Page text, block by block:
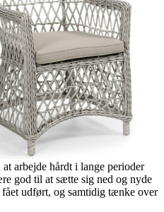
arbejde hårdt i lange perioder
god til at sætte sig ned og nyde
fået udført, og samtidig tænke over